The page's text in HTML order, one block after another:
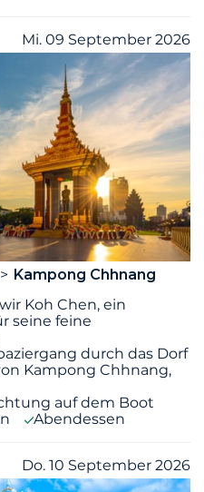
Mi. 09 September 2026
Kampong Chhnang
Koh Chen, ein
seine feine
durch das Dorf
Kampong Chhnang,
auf dem Boot
Abendessen
Do. 10 September 2026